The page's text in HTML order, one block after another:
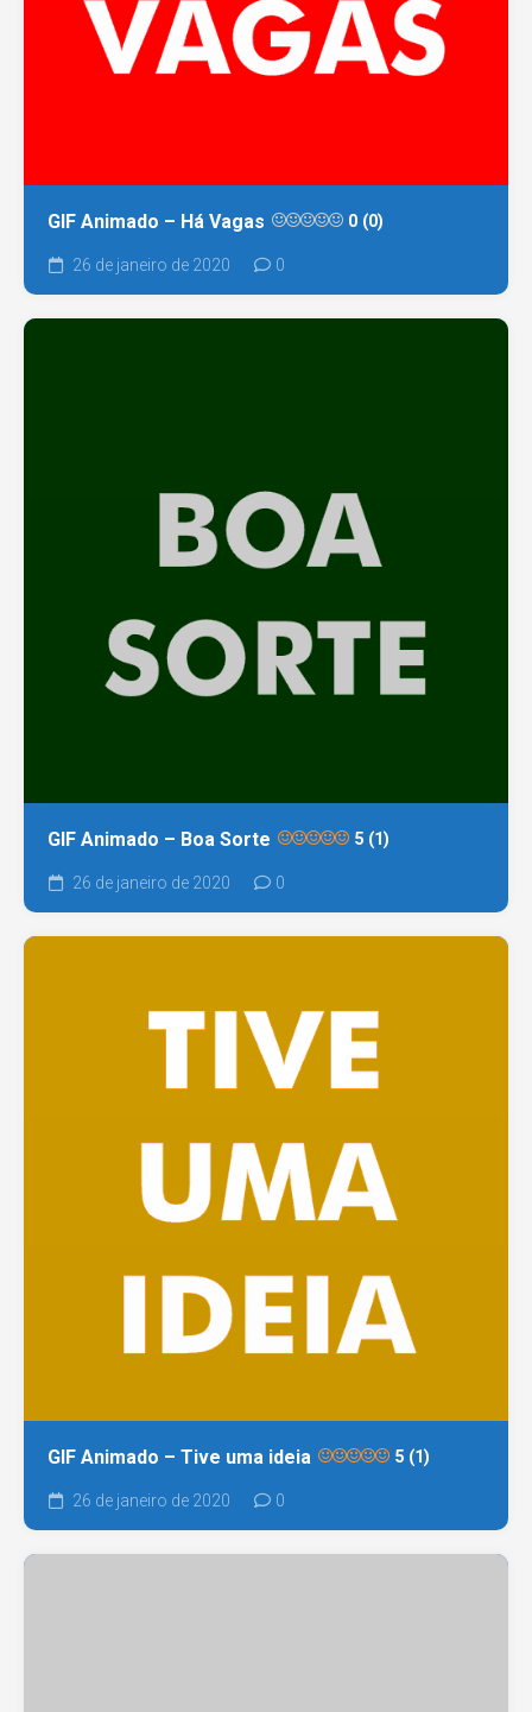
GIF Animado – Há Vagas 0 (0)
26 de janeiro de 2020 0
GIF Animado – Boa Sorte 5 (1)
26 de janeiro de 2020 0
GIF Animado – Tive uma ideia 5 (1)
26 de janeiro de 2020 0